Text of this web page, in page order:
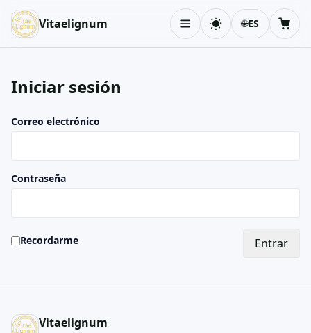
Vitaelignum Cambiar tema
🌐ES
Iniciar sesión
Correo electrónico
Contraseña
Recordarme Entrar
Vitaelignum